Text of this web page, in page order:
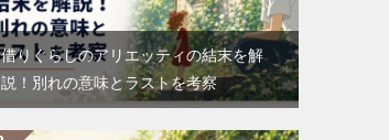
借りぐらしのアリエッティの結末を解
説！別れの意味とラストを考察